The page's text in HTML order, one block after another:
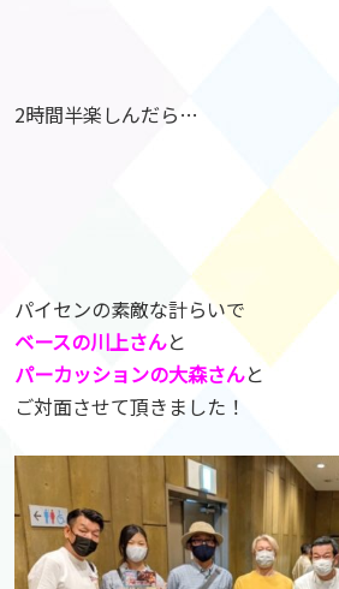
2時間半楽しんだら…
パイセンの素敵な計らいで
ベースの川上さんと
パーカッションの大森さんと
ご対面させて頂きました！